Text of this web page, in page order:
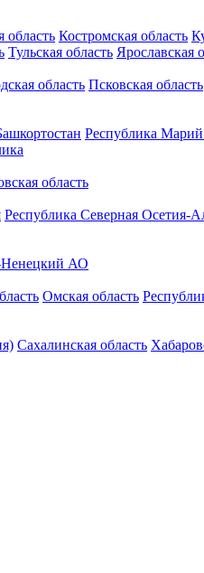
область Костромская область
Тульская область Ярославская
область Псковская область
Республика
область
Республика Северная Осетия-
АО
Омская область
Сахалинская область